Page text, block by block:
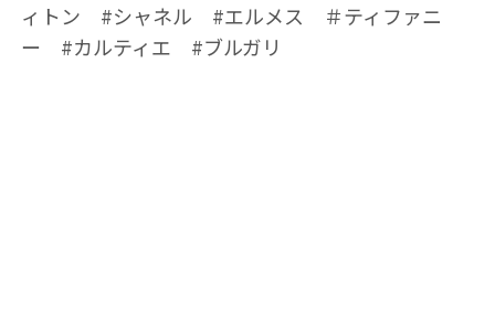
ィトン #シャネル #エルメス ＃ティファニ
ー #カルティエ #ブルガリ